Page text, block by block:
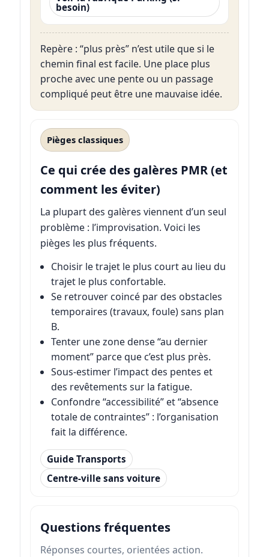
besoin)
Repère : “plus près” n’est utile que si le
chemin final est facile. Une place plus
proche avec une pente ou un passage
compliqué peut être une mauvaise idée.
Pièges classiques
Ce qui crée des galères PMR (et
comment les éviter)
La plupart des galères viennent d’un seul
problème : l’improvisation. Voici les
pièges les plus fréquents.
Choisir le trajet le plus court au lieu du
trajet le plus confortable.
Se retrouver coincé par des obstacles
temporaires (travaux, foule) sans plan
B.
Tenter une zone dense “au dernier
moment” parce que c’est plus près.
Sous-estimer l’impact des pentes et
des revêtements sur la fatigue.
Confondre “accessibilité” et “absence
totale de contraintes” : l’organisation
fait la différence.
Guide Transports
Centre-ville sans voiture
Questions fréquentes
Réponses courtes, orientées action.